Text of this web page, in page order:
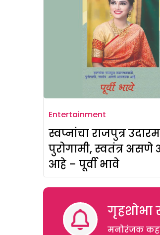
Entertainment
स्वप्नांचा राजपुत्र
पुरोगामी, स्वतंत्र
आहे – पूर्वी भावे
गृहशोभा
मनोरंजक